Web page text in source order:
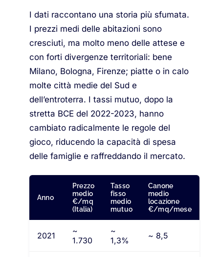
I dati raccontano una storia più sfumata.
I prezzi medi delle abitazioni sono
cresciuti, ma molto meno delle attese e
con forti divergenze territoriali: bene
Milano, Bologna, Firenze; piatte o in calo
molte città medie del Sud e
dell’entroterra. I tassi mutuo, dopo la
stretta BCE del 2022-2023, hanno
cambiato radicalmente le regole del
gioco, riducendo la capacità di spesa
delle famiglie e raffreddando il mercato.
Anno
Prezzo
medio
€/mq
(Italia)
Tasso
fisso
medio
mutuo
Canone
medio
locazione
€/mq/mese
2021
~
1.730
~
1,3%
~ 8,5